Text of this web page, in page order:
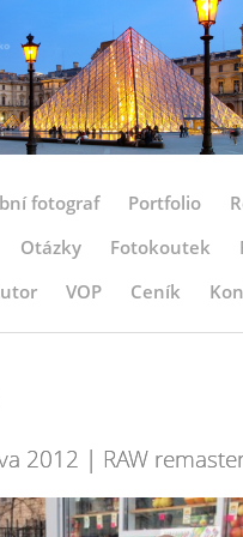
fotograf Portfolio
Otázky Fotokoutek
VOP Ceník
2012 | RAW